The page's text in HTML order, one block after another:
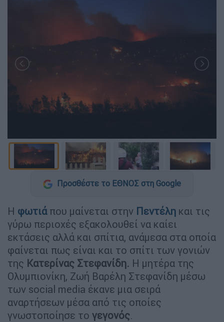
Προσθέστε το ΕΘΝΟΣ στη Google
Η φωτιά που μαίνεται στην Πεντέλη και τις
γύρω περιοχές εξακολουθεί να καίει
εκτάσεις αλλά και σπίτια, ανάμεσα στα οποία
φαίνεται πως είναι και το σπίτι των γονιών
της Κατερίνας Στεφανίδη. Η μητέρα της
Ολυμπιονίκη, Ζωή Βαρέλη Στεφανίδη μέσω
των social media έκανε μια σειρά
αναρτήσεων μέσα από τις οποίες
γνωστοποίησε το γεγονός.